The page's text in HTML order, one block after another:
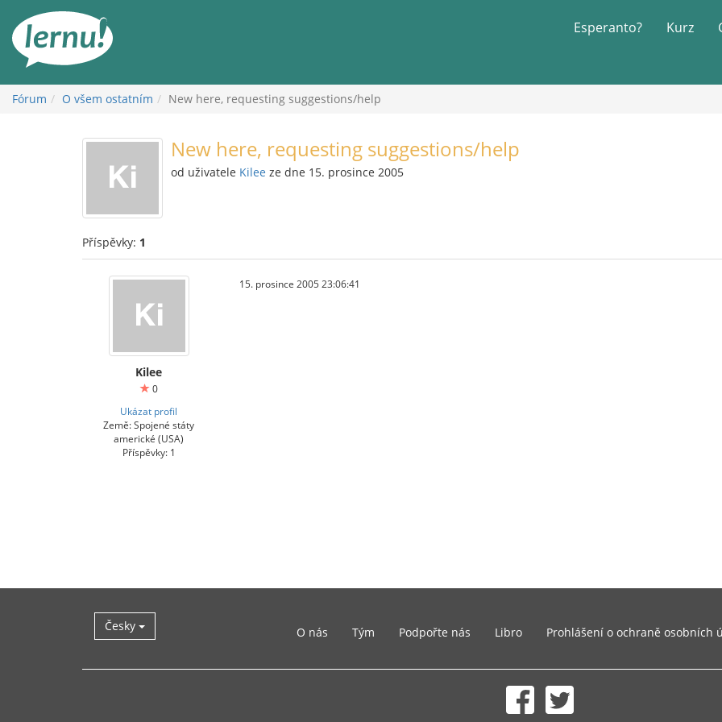
obsahu
Esperanto? Kurz
Fórum O všem ostatním New here, requesting suggestions/help
New here, requesting suggestions/help
od uživatele Kilee ze dne 15. prosince 2005
Příspěvky: 1
Kilee
0
Ukázat profil
Země: Spojené státy
americké (USA)
Příspěvky: 1
15. prosince 2005 23:06:41
Česky O nás Tým Podpořte nás Libro Prohlášení o ochraně osobních